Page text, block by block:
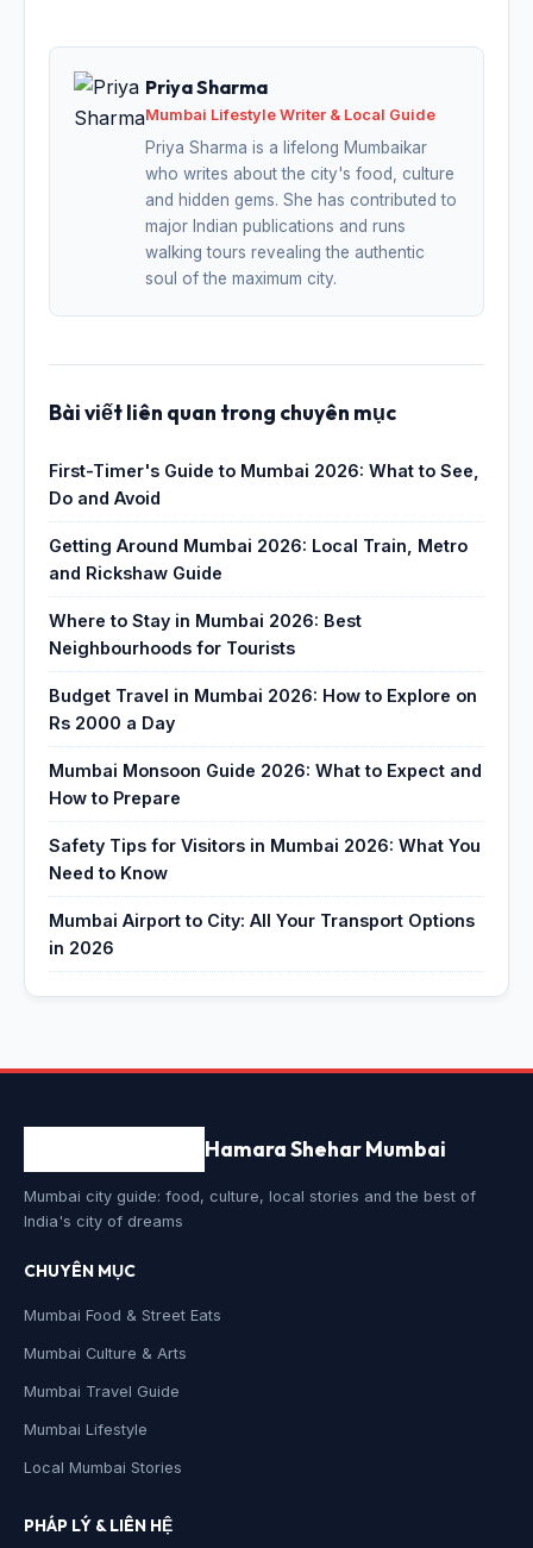
Priya Sharma
Mumbai Lifestyle Writer & Local Guide
Priya Sharma is a lifelong Mumbaikar
who writes about the city's food, culture
and hidden gems. She has contributed to
major Indian publications and runs
walking tours revealing the authentic
soul of the maximum city.
Bài viết liên quan trong chuyên mục
First-Timer's Guide to Mumbai 2026: What to See,
Do and Avoid
Getting Around Mumbai 2026: Local Train, Metro
and Rickshaw Guide
Where to Stay in Mumbai 2026: Best
Neighbourhoods for Tourists
Budget Travel in Mumbai 2026: How to Explore on
Rs 2000 a Day
Mumbai Monsoon Guide 2026: What to Expect and
How to Prepare
Safety Tips for Visitors in Mumbai 2026: What You
Need to Know
Mumbai Airport to City: All Your Transport Options
in 2026
Hamara Shehar Mumbai
Mumbai city guide: food, culture, local stories and the best of
India's city of dreams
CHUYÊN MỤC
Mumbai Food & Street Eats
Mumbai Culture & Arts
Mumbai Travel Guide
Mumbai Lifestyle
Local Mumbai Stories
PHÁP LÝ & LIÊN HỆ